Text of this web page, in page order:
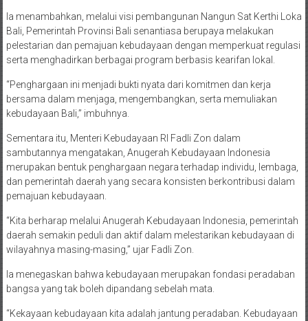
Ia menambahkan, melalui visi pembangunan Nangun Sat Kerthi Loka
Bali, Pemerintah Provinsi Bali senantiasa berupaya melakukan
pelestarian dan pemajuan kebudayaan dengan memperkuat regulasi
serta menghadirkan berbagai program berbasis kearifan lokal.
“Penghargaan ini menjadi bukti nyata dari komitmen dan kerja
bersama dalam menjaga, mengembangkan, serta memuliakan
kebudayaan Bali,” imbuhnya.
Sementara itu, Menteri Kebudayaan RI Fadli Zon dalam
sambutannya mengatakan, Anugerah Kebudayaan Indonesia
merupakan bentuk penghargaan negara terhadap individu, lembaga,
dan pemerintah daerah yang secara konsisten berkontribusi dalam
pemajuan kebudayaan.
“Kita berharap melalui Anugerah Kebudayaan Indonesia, pemerintah
daerah semakin peduli dan aktif dalam melestarikan kebudayaan di
wilayahnya masing-masing,” ujar Fadli Zon.
Ia menegaskan bahwa kebudayaan merupakan fondasi peradaban
bangsa yang tak boleh dipandang sebelah mata.
“Kekayaan kebudayaan kita adalah jantung peradaban. Kebudayaan